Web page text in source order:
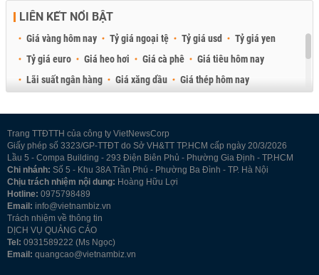
LIÊN KẾT NỔI BẬT
Giá vàng hôm nay Tỷ giá ngoại tệ Tỷ giá usd
Tỷ giá yen
Tỷ giá euro
Giá heo hơi Giá cà phê
Giá tiêu hôm nay
Lãi suất ngân hàng
Giá xăng dầu
Giá thép hôm nay
Trang TTĐTTH của công ty VietNewsCorp
Giấy phép số 3323/GP-TTĐT do Sở VH&TT TP.HCM cấp ngày 20/3/2026
Lầu 5 - Compa Building - 293 Điện Biên Phủ - Phường Gia Định - TP.HCM
Chi nhánh: Số 5 - Khu 38A Trần Phú - Phường Ba Đình - TP. Hà Nội
Chịu trách nhiệm nội dung: Hoàng Hữu Lợi
Hotline: 0975798489
Email: info@vietnambiz.vn
Trách nhiệm về thông tin
DỊCH VỤ QUẢNG CÁO
Tel: 0931589222 (Ms Ngọc)
Email: quangcao@vietnambiz.vn